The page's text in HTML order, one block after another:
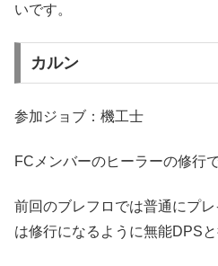
いです。
カルン
参加ジョブ：機工士
FCメンバーのヒーラーの修行で
前回のブレフロでは普通にプ
は修行になるように無能DPSと